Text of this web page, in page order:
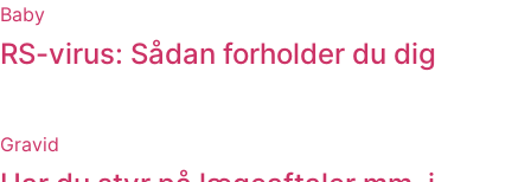
Baby
RS-virus: Sådan forholder du dig
Gravid